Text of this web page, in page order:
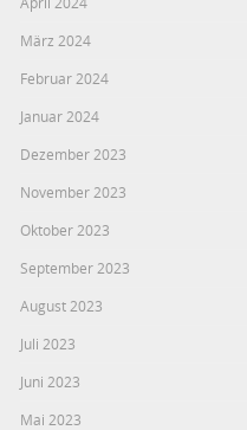
März 2024
Februar 2024
Januar 2024
Dezember 2023
November 2023
Oktober 2023
September 2023
August 2023
Juli 2023
Juni 2023
Mai 2023